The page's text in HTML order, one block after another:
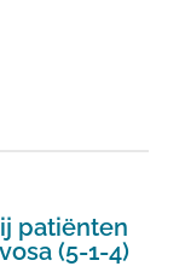
patiënten
(5-1-4)